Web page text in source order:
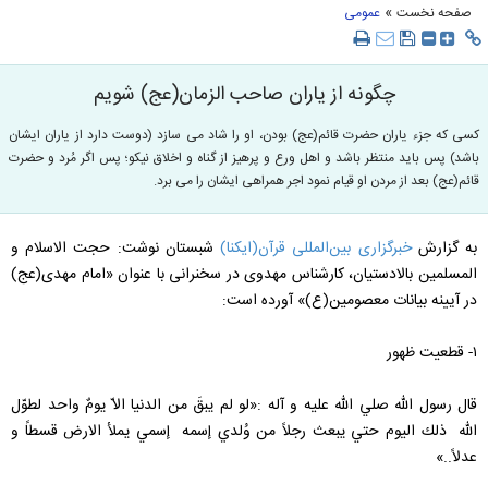
صفحه نخست » عمومی
چگونه از یاران صاحب الزمان(عج) شویم
کسی که جزء یاران حضرت قائم(عج) بودن، او را شاد می سازد (دوست دارد از یاران ایشان
باشد) پس باید منتظر باشد و اهل ورع و پرهیز از گناه و اخلاق نیکو؛ پس اگر مُرد و حضرت
قائم(عج) بعد از مردن او قیام نمود اجر همراهی ایشان را می برد.
به گزارشخبرگزاری بین‌المللی قرآن(ایکنا)شبستان نوشت: حجت الاسلام و
المسلمين بالادستيان، کارشناس مهدوی در سخنرانی با عنوان «امام مهدی(عج)
در آیینه بیانات معصومین(ع)» آورده است:
۱- قطعیت ظهور
قال رسول الله صلي الله عليه و آله :«لو لم‌ يبقَ من‌ الدنيا الاّ يوم‌ٌ واحد لطوّل‌
الله ذلك‌ اليوم‌ حتي‌ يبعث‌ رجلاً من‌ وُلدي إسمه‌ إسمي‌ يملأ الارض‌ قسطاً و
عدلاً..»